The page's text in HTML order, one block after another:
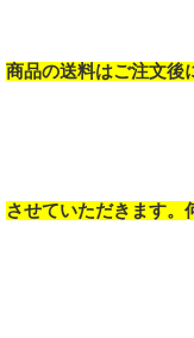
商品の送料はご注文後
させていただきます。